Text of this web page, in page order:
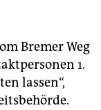
Bremer Weg
1.
lassen“,